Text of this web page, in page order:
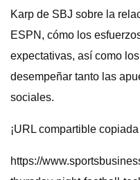
Karp de SBJ sobre la
ESPN, cómo los
expectativas, así como
desempeñar tanto las
sociales.
¡URL compartible
https://